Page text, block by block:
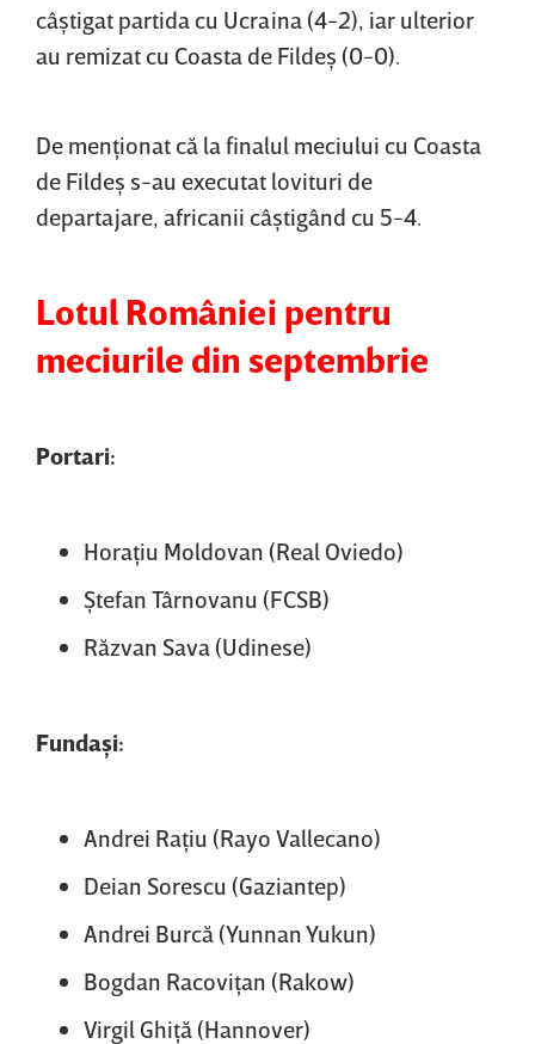
câştigat partida cu Ucraina (4-2), iar ulterior
au remizat cu Coasta de Fildeş (0-0).
De menţionat că la finalul meciului cu Coasta
de Fildeş s-au executat lovituri de
departajare, africanii câştigând cu 5-4.
Lotul României pentru
meciurile din septembrie
Portari:
Horaţiu Moldovan (Real Oviedo)
Ştefan Târnovanu (FCSB)
Răzvan Sava (Udinese)
Fundaşi:
Andrei Raţiu (Rayo Vallecano)
Deian Sorescu (Gaziantep)
Andrei Burcă (Yunnan Yukun)
Bogdan Racoviţan (Rakow)
Virgil Ghiţă (Hannover)